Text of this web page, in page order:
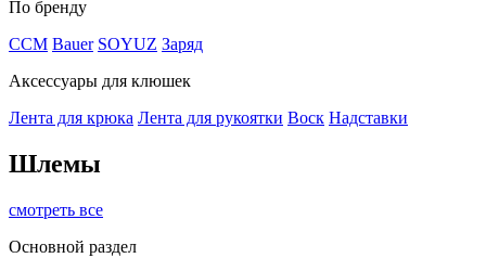
По бренду
CCM Bauer SOYUZ Заряд
Аксессуары для клюшек
Лента для крюка Лента для рукоятки Воск Надставки
Шлемы
смотреть все
Основной раздел